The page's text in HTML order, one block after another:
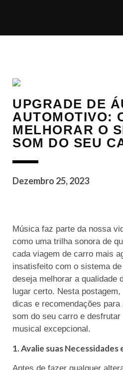
UPGRADE DE
AUTOMOTIVO:
MELHORAR O
SOM DO SEU
Dezembro 25, 2023
Música faz parte da nossa
como uma trilha sonora de
cada viagem de carro mais
insatisfeito com o sistema
deseja melhorar a qualidade
lugar certo. Nesta
dicas e recomendações
som do seu carro e
musical excepcional.
1. Avalie suas